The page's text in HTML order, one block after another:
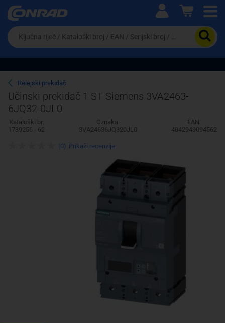
Ova postavka prilagođava asortiman proizvoda i
cijene vašim potrebama.
Pravno lice
Da
biste
potražili
proizvod,
unesite
ključnu
riječ,
kataloški
broj,
EAN
ili
Relejski prekidač
Učinski prekidač 1 ST Siemens 3VA2463-
6JQ32-0JL0
Kataloški br:
1739256 - 62
Oznaka:
3VA24636JQ320JL0
EAN:
4042949094562
(0) Prikaži recenzije